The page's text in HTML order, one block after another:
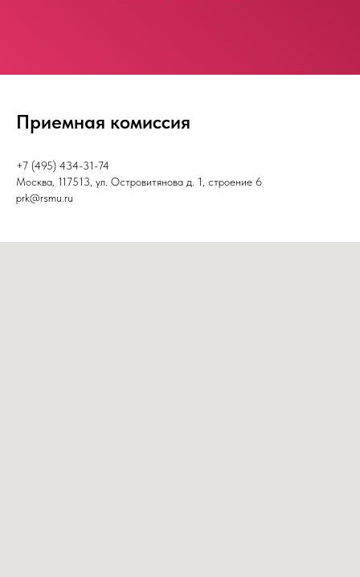
Приемная комиссия
+7 (495) 434-31-74
Москва, 117513, ул. Островитянова д. 1, строение 6
prk@rsmu.ru